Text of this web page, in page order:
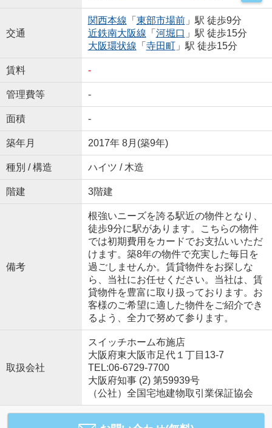
交通
関西本線 「 東部市場前」駅 徒歩9分
近鉄南大阪線 「 河堀口 」駅 徒歩15分
大阪環状線 「 寺田町」駅 徒歩15分
賃料 -
管理費等 -
面積 -
築年月 2017年 8月(築9年)
種別 / 構造 ハイツ / 木造
階建 3階建
備考
根強いニーズを誇る駅近の物件となり、
徒歩9分に駅があります。こちらの物件
では初期費用をカードでお支払いいただ
けます。築8年の物件で充実した毎日を
過ごしませんか。賃貸物件をお探しな
ら、当社にお任せください。当社は、賃
貸物件を豊富に取り扱っております。お
客様のご希望に適した物件をご紹介でき
るよう、全力で努めて参ります。
取扱会社
スイッチホーム布施店
大阪府東大阪市足代１丁目13-7
TEL:06-6729-7700
大阪府知事 (2) 第59939号
（公社）全国宅地建物取引業保証協会